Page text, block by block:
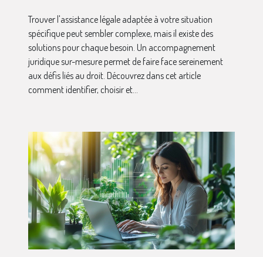
Trouver l'assistance légale adaptée à votre situation
spécifique peut sembler complexe, mais il existe des
solutions pour chaque besoin. Un accompagnement
juridique sur-mesure permet de faire face sereinement
aux défis liés au droit. Découvrez dans cet article
comment identifier, choisir et...